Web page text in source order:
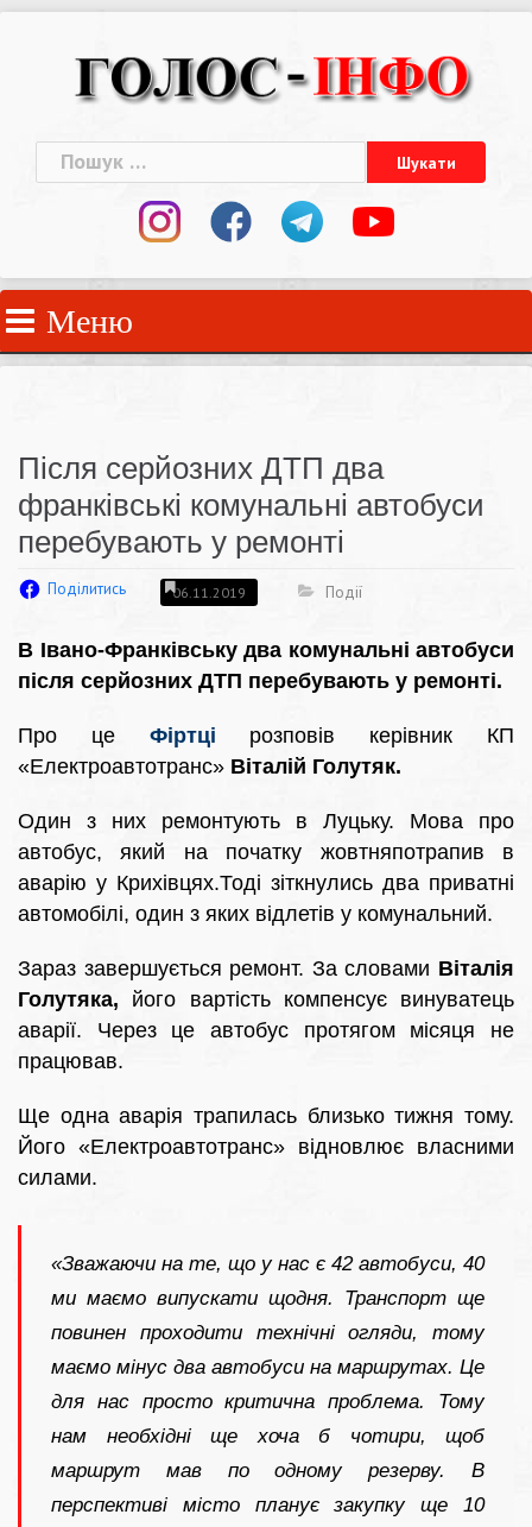
Пошук:
Меню
Після серйозних ДТП два
франківські комунальні автобуси
перебувають у ремонті
Поділитись 06.11.2019 Події
В Івано-Франківську два комунальні автобуси
після серйозних ДТП перебувають у ремонті.
Про це Фіртці
розповів керівник КП
«Електроавтотранс» Віталій Голутяк.
Один з них ремонтують в Луцьку. Мова про
автобус, який на початку жовтняпотрапив в
аварію у Крихівцях.Тоді зіткнулись два приватні
автомобілі, один з яких відлетів у комунальний.
Зараз завершується ремонт. За словами Віталія
Голутяка, його вартість компенсує винуватець
аварії. Через це автобус протягом місяця не
працював.
Ще одна аварія трапилась близько тижня тому.
Його «Електроавтотранс» відновлює власними
силами.
«Зважаючи на те, що у нас є 42 автобуси, 40
ми маємо випускати щодня. Транспорт ще
повинен проходити технічні огляди, тому
маємо мінус два автобуси на маршрутах. Це
для нас просто критична проблема. Тому
нам необхідні ще хоча б чотири, щоб
маршрут мав по одному резерву. В
перспективі місто планує закупку ще 10